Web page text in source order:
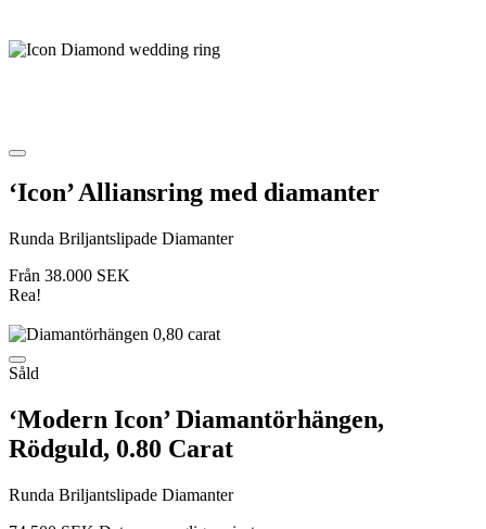
‘Icon’ Alliansring med diamanter
Runda Briljantslipade Diamanter
Från 38.000 SEK
Rea!
Såld
‘Modern Icon’ Diamantörhängen,
Rödguld, 0.80 Carat
Runda Briljantslipade Diamanter